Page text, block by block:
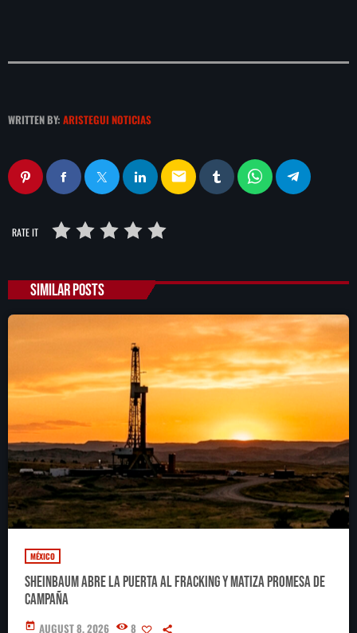
WRITTEN BY: ARISTEGUI NOTICIAS
email
RATE IT
SIMILAR POSTS
MÉXICO
Sheinbaum abre la puerta al fracking y matiza promesa de
campaña
today AUGUST 8, 2026 8